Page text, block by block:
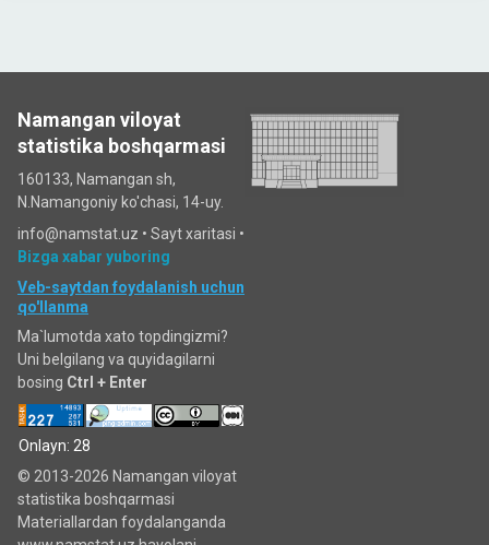
Namangan viloyat
statistika boshqarmasi
160133, Namangan sh,
N.Namangoniy ko'chasi, 14-uy.
info@namstat.uz • Sayt xaritasi •
Bizga xabar yuboring
Veb-saytdan foydalanish uchun
qo'llanma
Ma`lumotda xato topdingizmi?
Uni belgilang va quyidagilarni
bosing Ctrl + Enter
Onlayn: 28
© 2013-2026 Namangan viloyat
statistika boshqarmasi
Materiallardan foydalanganda